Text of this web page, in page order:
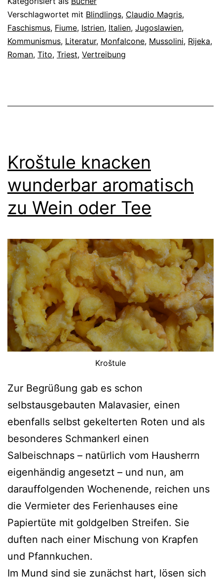
Verschlagwortet mit Blindlings, Claudio Magris,
Faschismus, Fiume, Istrien, Italien, Jugoslawien,
Kommunismus, Literatur, Monfalcone, Mussolini, Rijeka,
Roman, Tito, Triest, Vertreibung
Kroštule knacken
wunderbar aromatisch
zu Wein oder Tee
Kroštule
Zur Begrüßung gab es schon
selbstausgebauten Malavasier, einen
ebenfalls selbst gekelterten Roten und als
besonderes Schmankerl einen
Salbeischnaps – natürlich vom Hausherrn
eigenhändig angesetzt – und nun, am
darauffolgenden Wochenende, reichen uns
die Vermieter des Ferienhauses eine
Papiertüte mit goldgelben Streifen. Sie
duften nach einer Mischung von Krapfen
und Pfannkuchen.
Im Mund sind sie zunächst hart, lösen sich